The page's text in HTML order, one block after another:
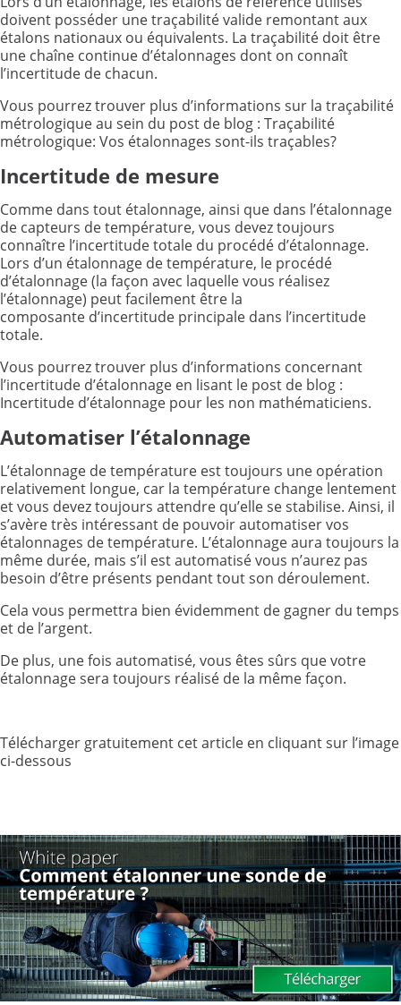
doivent posséder une traçabilité valide remontant aux
étalons nationaux ou équivalents. La traçabilité doit être
une chaîne continue d’étalonnages dont on connaît
l’incertitude de chacun.
Vous pourrez trouver plus d’informations sur la traçabilité
métrologique au sein du post de blog : Traçabilité
métrologique: Vos étalonnages sont-ils traçables?
Incertitude de mesure
Comme dans tout étalonnage, ainsi que dans l’étalonnage
de capteurs de température, vous devez toujours
connaître l’incertitude totale du procédé d’étalonnage.
Lors d’un étalonnage de température, le procédé
d’étalonnage (la façon avec laquelle vous réalisez
l’étalonnage) peut facilement être la
composante d’incertitude principale dans l’incertitude
totale.
Vous pourrez trouver plus d’informations concernant
l’incertitude d’étalonnage en lisant le post de blog :
Incertitude d’étalonnage pour les non mathématiciens.
Automatiser l’étalonnage
L’étalonnage de température est toujours une opération
relativement longue, car la température change lentement
et vous devez toujours attendre qu’elle se stabilise. Ainsi, il
s’avère très intéressant de pouvoir automatiser vos
étalonnages de température. L’étalonnage aura toujours la
même durée, mais s’il est automatisé vous n’aurez pas
besoin d’être présents pendant tout son déroulement.
Cela vous permettra bien évidemment de gagner du temps
et de l’argent.
De plus, une fois automatisé, vous êtes sûrs que votre
étalonnage sera toujours réalisé de la même façon.
Télécharger gratuitement cet article en cliquant sur l’image
ci-dessous